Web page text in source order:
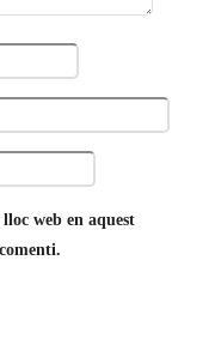
web en aquest